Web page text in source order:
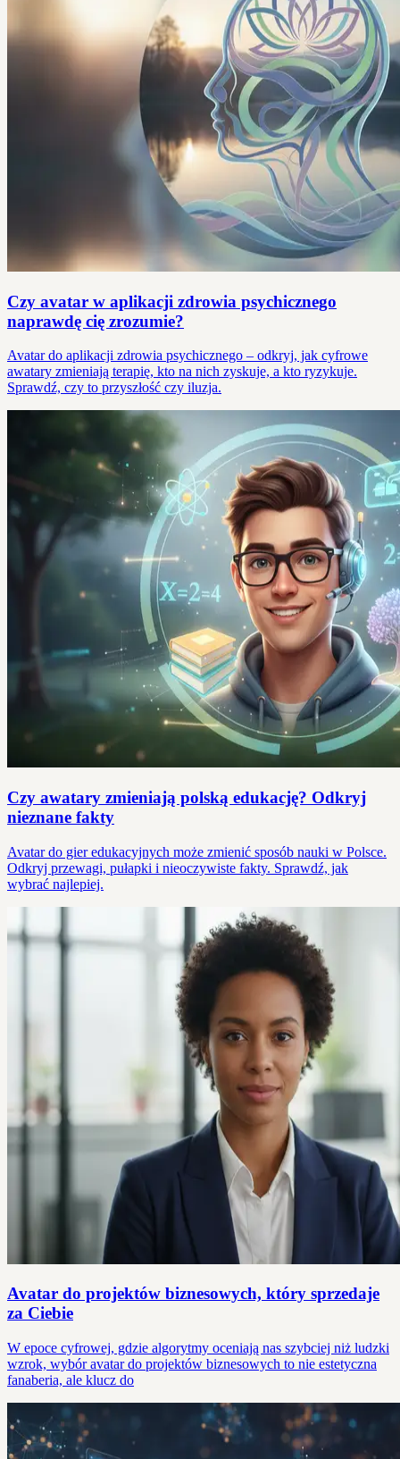
Czy avatar w aplikacji zdrowia psychicznego
naprawdę cię zrozumie?
Avatar do aplikacji zdrowia psychicznego – odkryj, jak cyfrowe
awatary zmieniają terapię, kto na nich zyskuje, a kto ryzykuje.
Sprawdź, czy to przyszłość czy iluzja.
Czy awatary zmieniają polską edukację? Odkryj
nieznane fakty
Avatar do gier edukacyjnych może zmienić sposób nauki w Polsce.
Odkryj przewagi, pułapki i nieoczywiste fakty. Sprawdź, jak
wybrać najlepiej.
Avatar do projektów biznesowych, który sprzedaje
za Ciebie
W epoce cyfrowej, gdzie algorytmy oceniają nas szybciej niż ludzki
wzrok, wybór avatar do projektów biznesowych to nie estetyczna
fanaberia, ale klucz do